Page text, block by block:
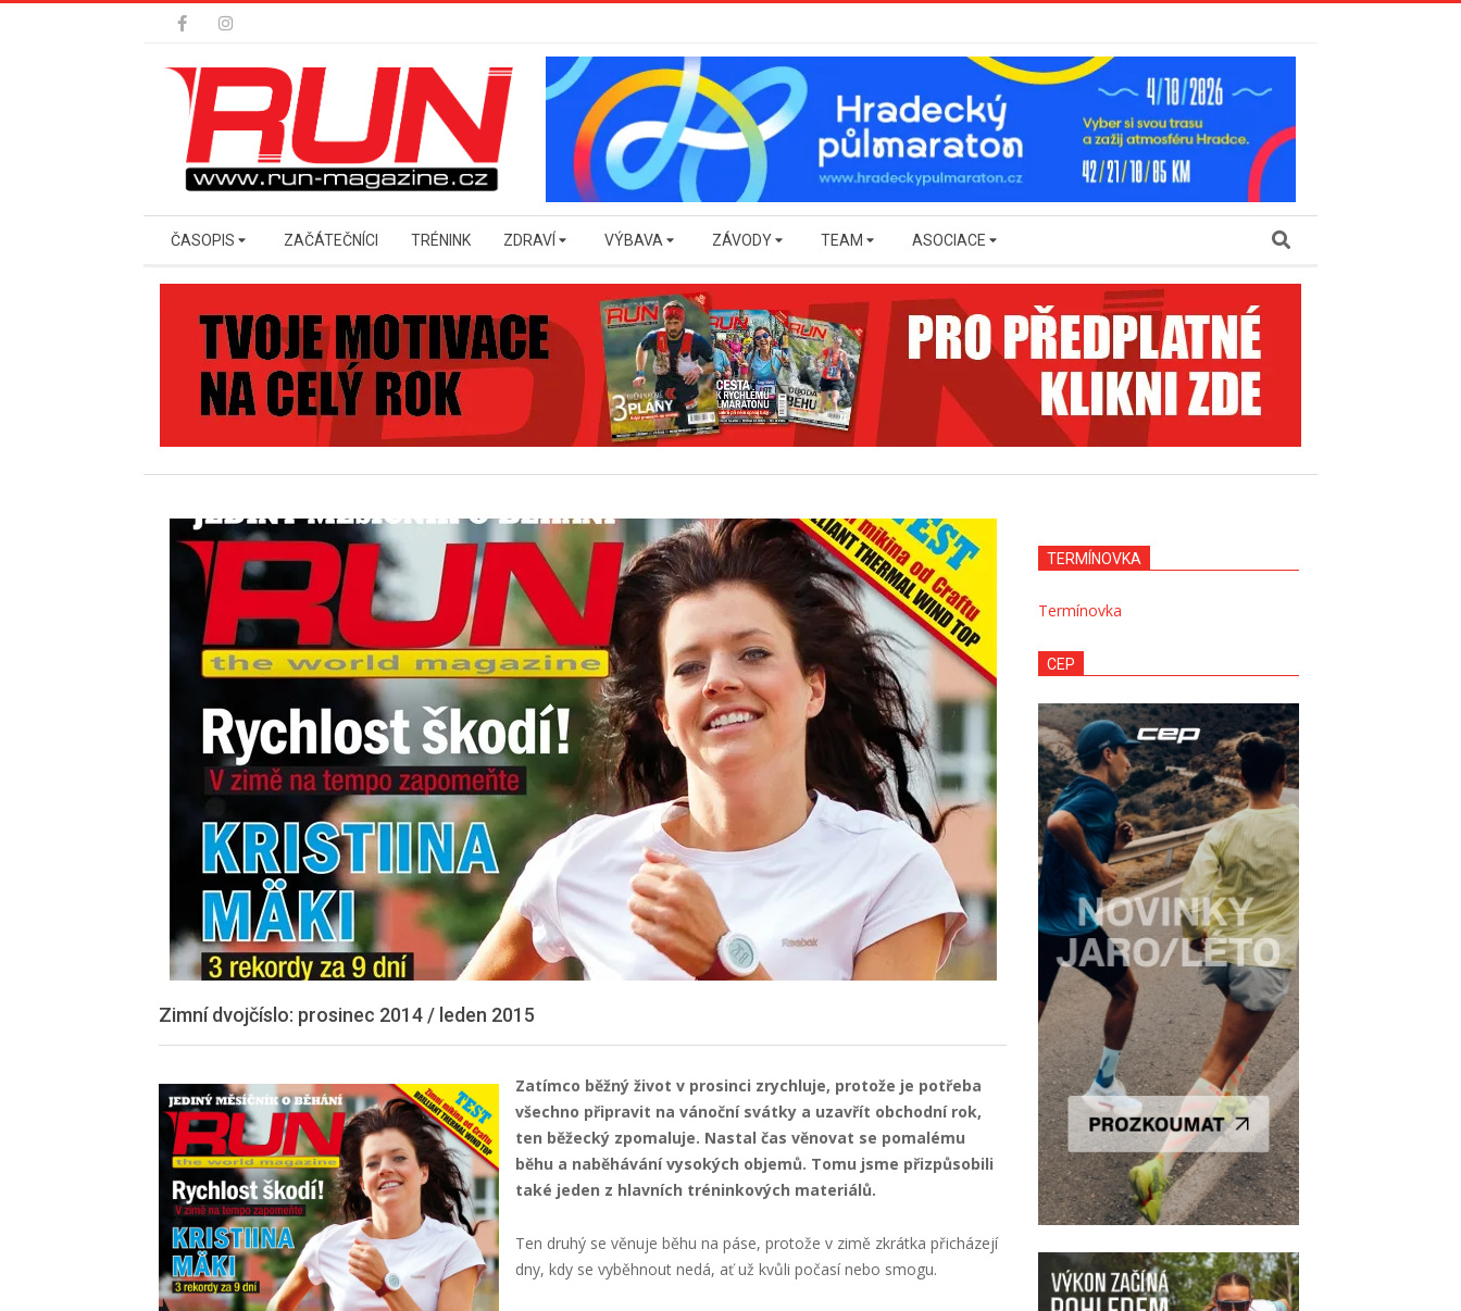
Secondary
Menu
ČASOPIS ZAČÁTEČNÍCI TRÉNINK ZDRAVÍ VÝBAVA ZÁVODY TEAM ASOCIACE Search
Zimní dvojčíslo: prosinec 2014 / leden 2015
Zatímco běžný život v prosinci zrychluje, protože je potřeba
všechno připravit na vánoční svátky a uzavřít obchodní rok,
ten běžecký zpomaluje. Nastal čas věnovat se pomalému
běhu a naběhávání vysokých objemů. Tomu jsme přizpůsobili
také jeden z hlavních tréninkových materiálů.
Ten druhý se věnuje běhu na páse, protože v zimě zkrátka přicházejí
dny, kdy se vyběhnout nedá, ať už kvůli počasí nebo smogu.
TERMÍNOVKA
Termínovka
CEP